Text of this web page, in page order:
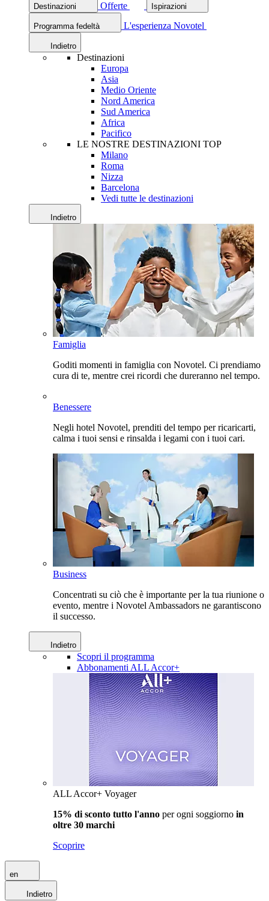
Destinazioni Offerte Ispirazioni
Programma fedeltà L'esperienza Novotel
Indietro
Destinazioni
Europa
Asia
Medio Oriente
Nord America
Sud America
Africa
Pacifico
LE NOSTRE DESTINAZIONI TOP
Milano
Roma
Nizza
Barcelona
Vedi tutte le destinazioni
Indietro
Famiglia
Goditi momenti in famiglia con Novotel. Ci prendiamo
cura di te, mentre crei ricordi che dureranno nel tempo.
Benessere
Negli hotel Novotel, prenditi del tempo per ricaricarti,
calma i tuoi sensi e rinsalda i legami con i tuoi cari.
Business
Concentrati su ciò che è importante per la tua riunione o
evento, mentre i Novotel Ambassadors ne garantiscono
il successo.
Indietro
Scopri il programma
Abbonamenti ALL Accor+
ALL Accor+ Voyager
15% di sconto tutto l'anno per ogni soggiorno in
oltre 30 marchi
Scoprire
en
Indietro